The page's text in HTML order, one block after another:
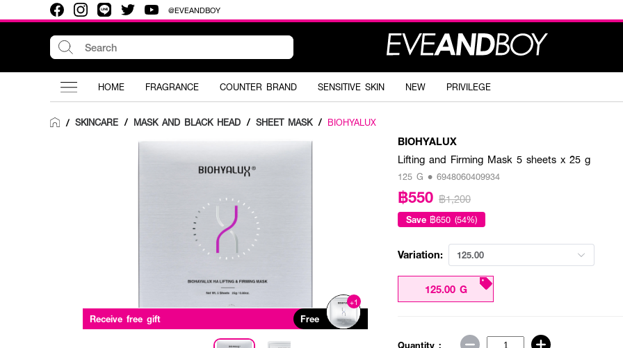
@EVEANDBOY
HOME FRAGRANCE COUNTER BRAND SENSITIVE SKIN NEW PRIVILEGE
/ SKINCARE / MASK AND BLACK HEAD / SHEET MASK / BIOHYALUX
Receive free gift Free
+1
BIOHYALUX
Lifting and Firming Mask 5 sheets x 25 g
125 G • 6948060409934
฿550 ฿1,200
Save ฿650 (54%)
Variation: 125.00
125.00 G
Quantity :